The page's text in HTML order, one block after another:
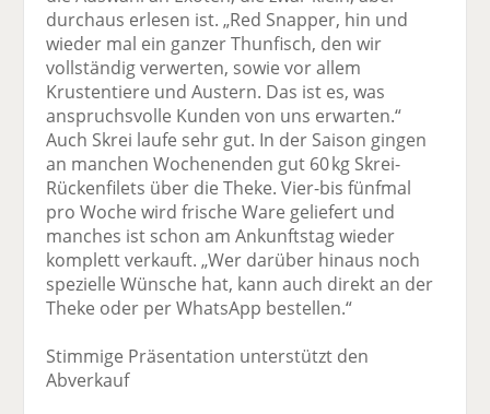
durchaus erlesen ist. „Red Snapper, hin und
wieder mal ein ganzer Thunfisch, den wir
vollständig verwerten, sowie vor allem
Krustentiere und Austern. Das ist es, was
anspruchsvolle Kunden von uns erwarten.“
Auch Skrei laufe sehr gut. In der Saison gingen
an manchen Wochenenden gut 60 kg Skrei-
Rückenfilets über die Theke. Vier-bis fünfmal
pro Woche wird frische Ware geliefert und
manches ist schon am Ankunftstag wieder
komplett verkauft. „Wer darüber hinaus noch
spezielle Wünsche hat, kann auch direkt an der
Theke oder per WhatsApp bestellen.“
Stimmige Präsentation unterstützt den
Abverkauf